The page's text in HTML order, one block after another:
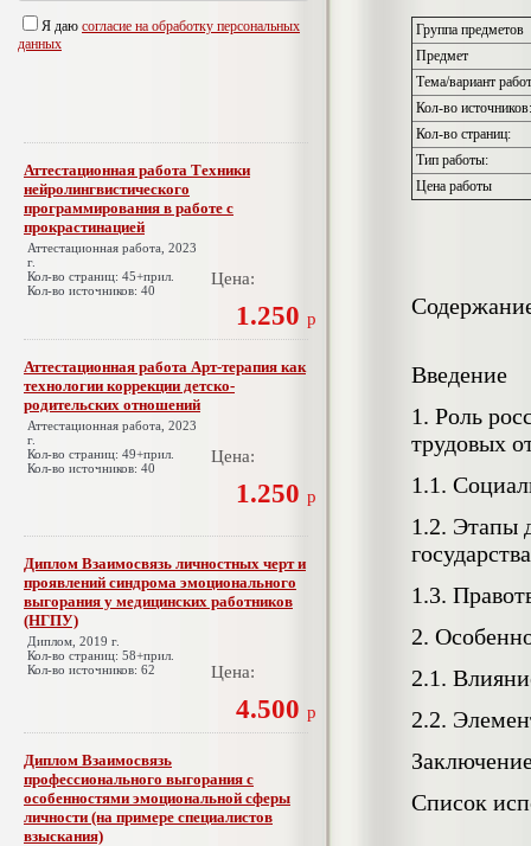
Я даю согласие на обработку персональных
данных
Аттестационная работа Техники
нейролингвистического
программирования в работе с
прокрастинацией
Аттестационная работа, 2023
г.
Кол-во страниц: 45+прил.
Кол-во источников: 40
Цена:
1.250 р
Аттестационная работа Арт-терапия как
технологии коррекции детско-
родительских отношений
Аттестационная работа, 2023
г.
Кол-во страниц: 49+прил.
Кол-во источников: 40
Цена:
1.250 р
Диплом Взаимосвязь личностных черт и
проявлений синдрома эмоционального
выгорания у медицинских работников
(НГПУ)
Диплом, 2019 г.
Кол-во страниц: 58+прил.
Кол-во источников: 62
Цена:
4.500 р
Диплом Взаимосвязь
профессионального выгорания с
особенностями эмоциональной сферы
личности (на примере специалистов
взыскания)
Группа предметов
Предмет
Тема/вариант
Кол-во источников:
Кол-во страниц:
Тип работы:
Цена работы
Введение
1. Роль
трудовых
1.1.
1.2. Этапы
государства
1.3.
2.
2.1.
2.2.
Список